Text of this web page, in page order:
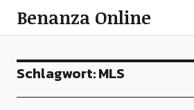
Benanza Online
Schlagwort:MLS